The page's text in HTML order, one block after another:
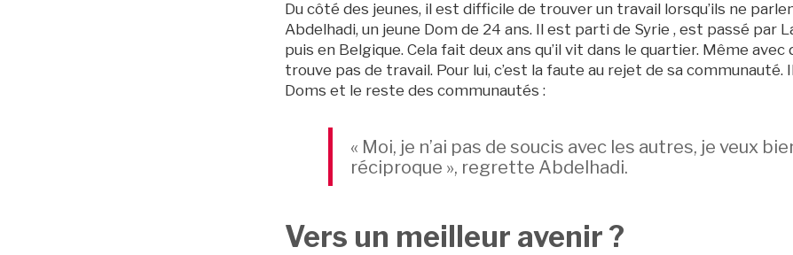
Du côté des jeunes, il est difficile de trouver un travail lorsqu’ils ne
Abdelhadi, un jeune Dom de 24 ans. Il est parti de Syrie , est passé par
puis en Belgique. Cela fait deux ans qu’il vit dans le quartier. Même
trouve pas de travail. Pour lui, c’est la faute au rejet de sa communauté.
Doms et le reste des communautés :
« Moi, je n’ai pas de soucis avec les autres, je veux
réciproque », regrette Abdelhadi.
Vers un meilleur avenir ?